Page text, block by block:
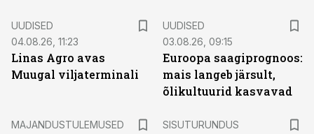
UUDISED
04.08.26, 11:23
Linas Agro avas
Muugal viljaterminali
UUDISED
03.08.26, 09:15
Euroopa saagiprognoos:
mais langeb järsult,
õlikultuurid kasvavad
MAJANDUSTULEMUSED
SISUTURUNDUS